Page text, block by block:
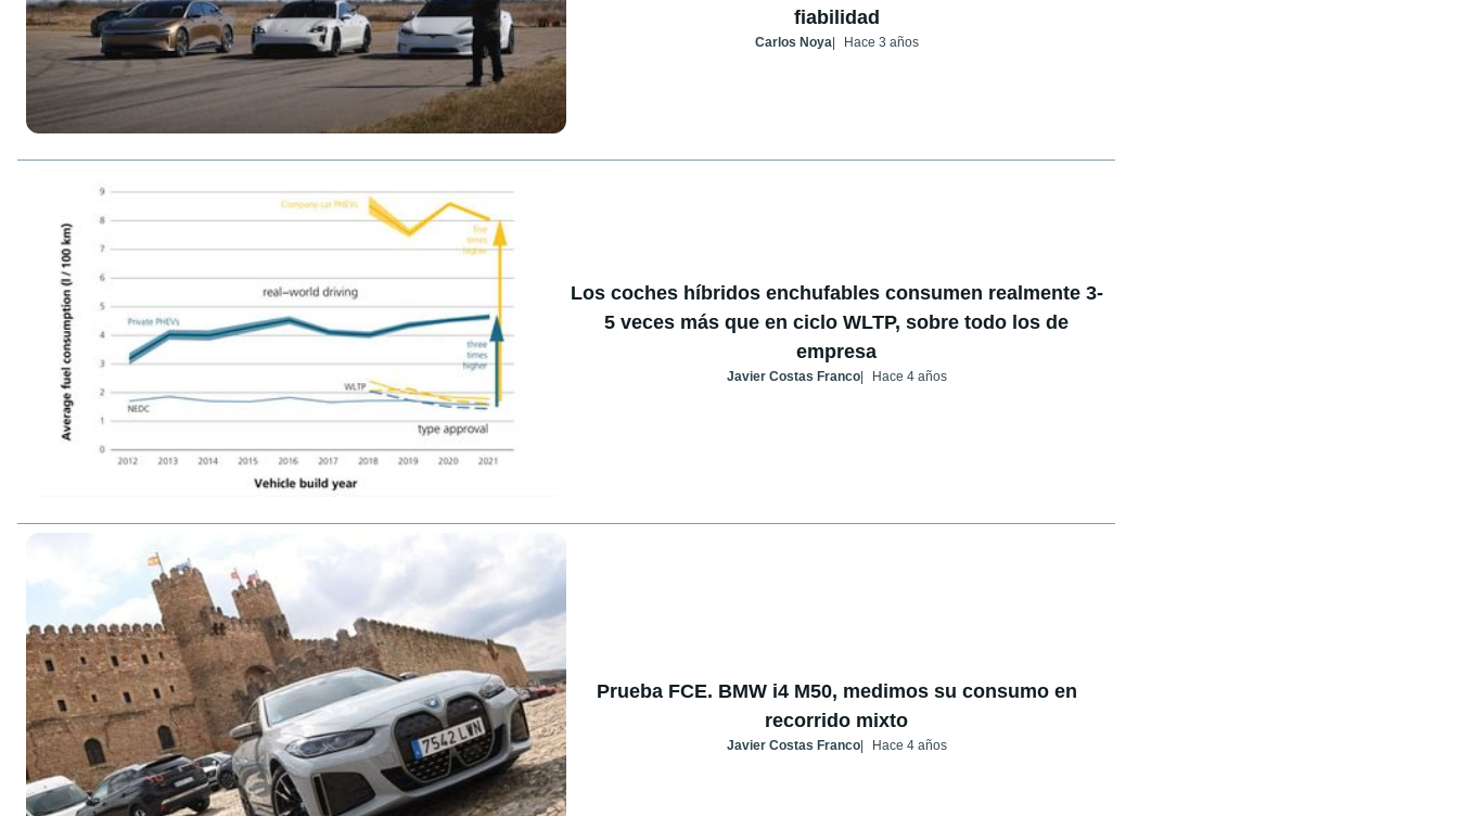
fiabilidad
Carlos Noya Hace 3 años
Los coches híbridos enchufables consumen realmente 3-
5 veces más que en ciclo WLTP, sobre todo los de
empresa
Javier Costas Franco Hace 4 años
Prueba FCE. BMW i4 M50, medimos su consumo en
recorrido mixto
Javier Costas Franco Hace 4 años